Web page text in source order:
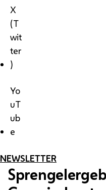
X
(T
wit
ter
)
Yo
uT
ub
e
NEWSLETTER